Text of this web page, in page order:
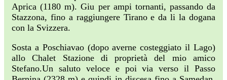
Aprica (1180 m). Giu per ampi tornanti, passando da
Stazzona, fino a raggiungere Tirano e da li la dogana
con la Svizzera.
Sosta a Poschiavao (dopo averne costeggiato il Lago)
allo Chalet Stazione di proprietà del mio amico
Stefano.Un saluto veloce e poi via verso il Passo